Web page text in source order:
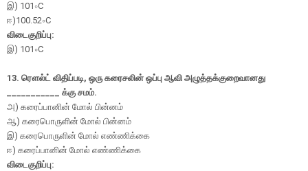
இ) 101 ∘C
ஈ)100.52∘C
விடைகுறிப்பு:
இ) 101 ∘C
13. ரௌல்ட் விதிப்படி, ஒரு கரைசலின் ஒப்பு ஆவி அழுத்தக்குறைவானது
___________ க்கு சமம்.
அ) கரைப்பானின் மோல் பின்னம்
ஆ) கரைபொருளின் மோல் பின்னம்
இ) கரைபொருளின் மோல் எண்ணிக்கை
ஈ) கரைப்பானின் மோல் எண்ணிக்கை
விடைகுறிப்பு: